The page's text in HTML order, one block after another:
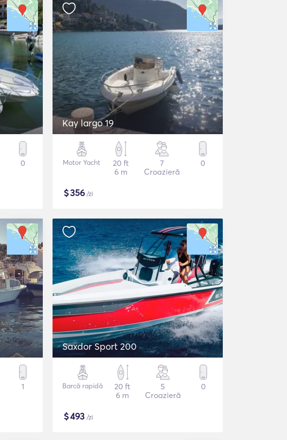
0
Kay largo 19
Motor Yacht
20 ft
6 m
7
Croazieră
0
$356/zi
1
Saxdor Sport 200
Barcă rapidă
20 ft
6 m
5
Croazieră
0
$493 /zi